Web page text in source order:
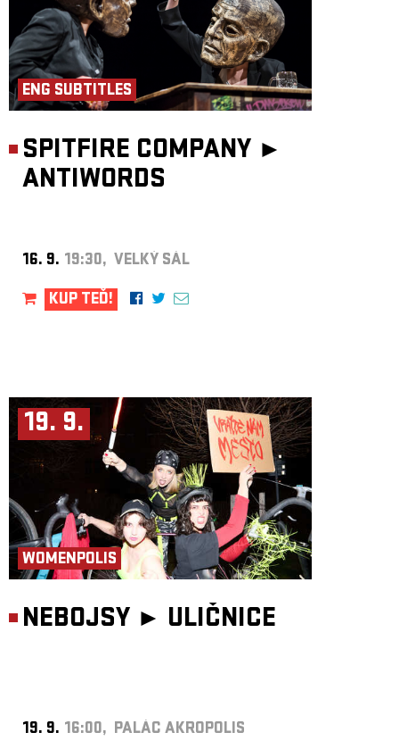
ENG SUBTITLES
SPITFIRE COMPANY ►
ANTIWORDS
16. 9. 19:30, VELKÝ SÁL
KUP TEĎ!
19. 9.
WOMENPOLIS
NEBOJSY ► ULIČNICE
19. 9. 16:00, PALÁC AKROPOLIS